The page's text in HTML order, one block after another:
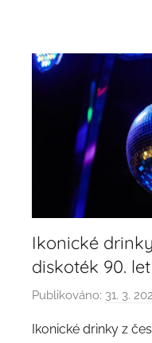
Ikonické
diskoték 90. let
Publikováno: 31. 3.
Ikonické drinky z